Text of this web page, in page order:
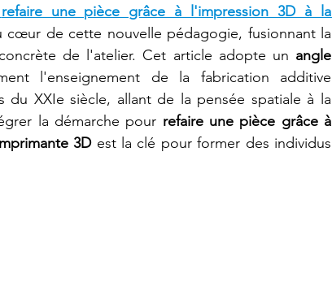
refaire une pièce grâce à l'impression 3D à la
de cette nouvelle pédagogie, fusionnant la
de l'atelier. Cet article adopte un angle
l'enseignement de la fabrication additive
du XXIe siècle, allant de la pensée spatiale à la
la démarche pour refaire une pièce grâce à
3D est la clé pour former des individus